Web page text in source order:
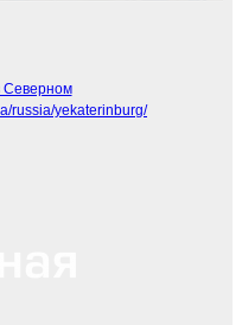
Северном
russia/yekaterinburg/